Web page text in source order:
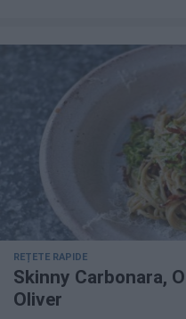
REȚETE RAPIDE
Skinny Carbonara,
Oliver